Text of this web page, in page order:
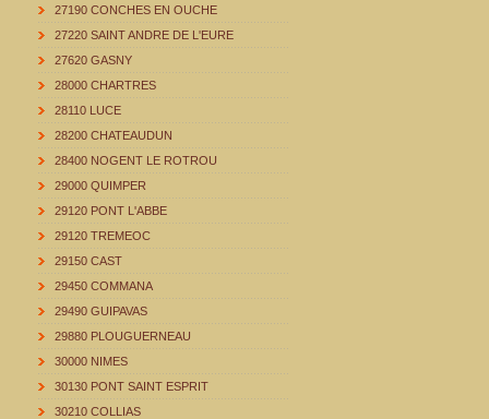
27190 CONCHES EN OUCHE
27220 SAINT ANDRE DE L'EURE
27620 GASNY
28000 CHARTRES
28110 LUCE
28200 CHATEAUDUN
28400 NOGENT LE ROTROU
29000 QUIMPER
29120 PONT L'ABBE
29120 TREMEOC
29150 CAST
29450 COMMANA
29490 GUIPAVAS
29880 PLOUGUERNEAU
30000 NIMES
30130 PONT SAINT ESPRIT
30210 COLLIAS